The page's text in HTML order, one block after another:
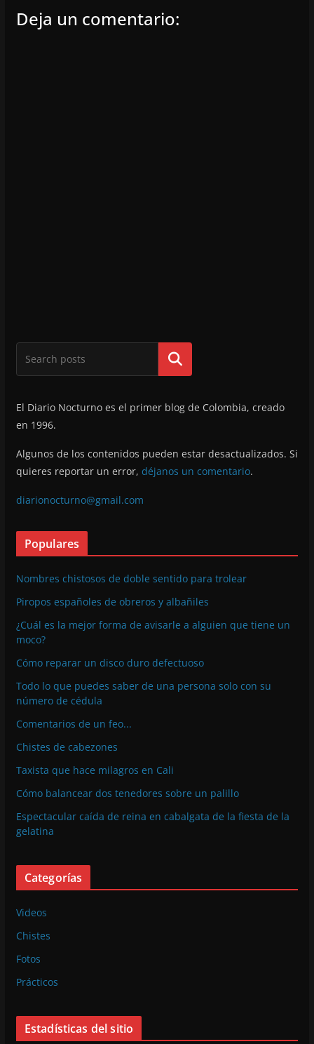
Deja un comentario:
Buscar
El Diario Nocturno es el primer blog de Colombia, creado
en 1996.
Algunos de los contenidos pueden estar desactualizados. Si
quieres reportar un error, déjanos un comentario.
diarionocturno@gmail.com
Populares
Nombres chistosos de doble sentido para trolear
Piropos españoles de obreros y albañiles
¿Cuál es la mejor forma de avisarle a alguien que tiene un
moco?
Cómo reparar un disco duro defectuoso
Todo lo que puedes saber de una persona solo con su
número de cédula
Comentarios de un feo...
Chistes de cabezones
Taxista que hace milagros en Cali
Cómo balancear dos tenedores sobre un palillo
Espectacular caída de reina en cabalgata de la fiesta de la
gelatina
Categorías
Videos
Chistes
Fotos
Prácticos
Estadísticas del sitio